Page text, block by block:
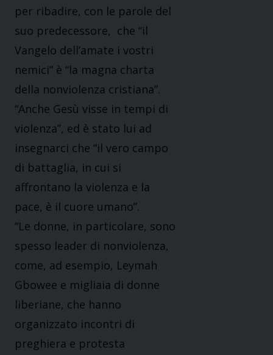
per ribadire, con le parole del
suo predecessore, che “il
Vangelo dell’amate i vostri
nemici” è “la magna charta
della nonviolenza cristiana”.
“Anche Gesù visse in tempi di
violenza”, ed è stato lui ad
insegnarci che “il vero campo
di battaglia, in cui si
affrontano la violenza e la
pace, è il cuore umano”.
“Le donne, in particolare, sono
spesso leader di nonviolenza,
come, ad esempio, Leymah
Gbowee e migliaia di donne
liberiane, che hanno
organizzato incontri di
preghiera e protesta